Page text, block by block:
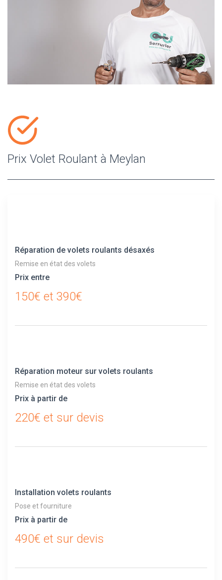
Prix Volet Roulant à Meylan
Réparation de volets roulants désaxés
Remise en état des volets
Prix entre
150€ et 390€
Réparation moteur sur volets roulants
Remise en état des volets
Prix à partir de
220€ et sur devis
Installation volets roulants
Pose et fourniture
Prix à partir de
490€ et sur devis